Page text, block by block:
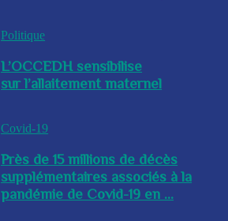
Politique
L’OCCEDH sensibilise
sur l’allaitement maternel
Covid-19
Près de 15 millions de décès
supplémentaires associés à la
pandémie de Covid-19 en ...